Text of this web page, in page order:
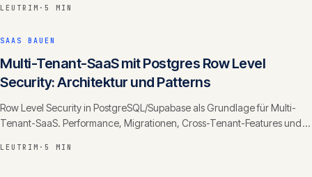
LEUTRIM · 5 MIN
SAAS BAUEN
Multi-Tenant-SaaS mit Postgres Row Level
Security: Architektur und Patterns
Row Level Security in PostgreSQL/Supabase als Grundlage für Multi-
Tenant-SaaS. Performance, Migrationen, Cross-Tenant-Features und
LEUTRIM · 5 MIN